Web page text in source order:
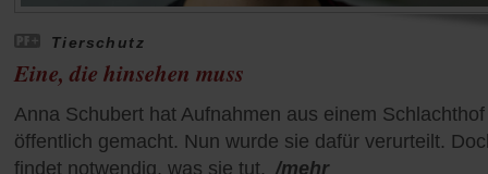
Tierschutz
Eine, die hinsehen muss
Anna Schubert hat Aufnahmen aus einem Schlachthof
öffentlich gemacht. Nun wurde sie dafür verurteilt.
findet notwendig, was sie tut. /mehr